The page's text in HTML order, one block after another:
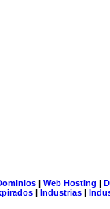
| Web Hosting |
| Industrias |